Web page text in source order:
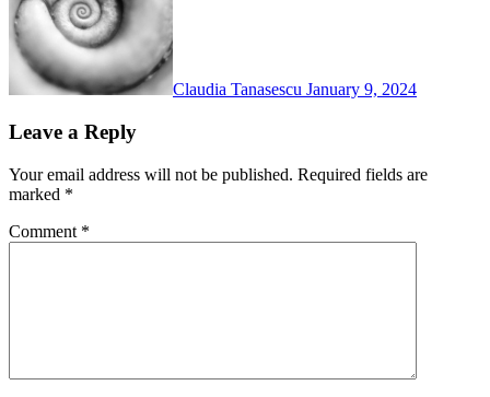
Claudia Tanasescu January 9, 2024
Leave a Reply
Your email address will not be published. Required fields are
marked *
Comment *